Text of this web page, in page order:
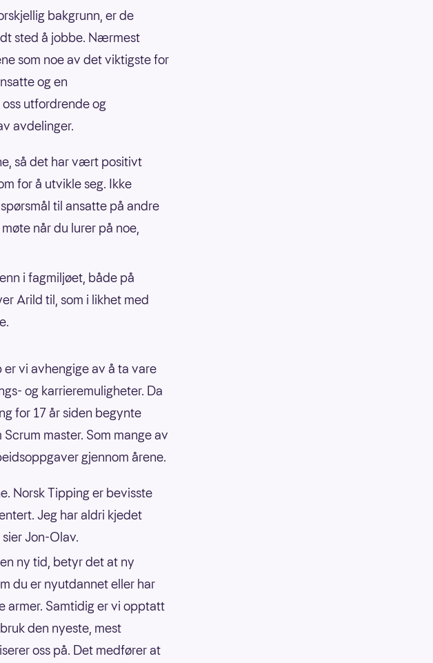
bakgrunn, er de
sted å jobbe. Nærmest
som noe av det viktigste for
og en
utfordrende og
avdelinger.
så det har vært positivt
for å utvikle seg. Ikke
til ansatte på andre
når du lurer på noe,
i fagmiljøet, både på
Arild til, som i likhet med
er vi avhengige av å ta vare
og karrieremuligheter. Da
for 17 år siden begynte
master. Som mange av
gjennom årene.
Norsk Tipping er bevisste
Jeg har aldri kjedet
Jon-Olav.
ny tid, betyr det at ny
du er nyutdannet eller har
armer. Samtidig er vi opptatt
den nyeste, mest
oss på. Det medfører at